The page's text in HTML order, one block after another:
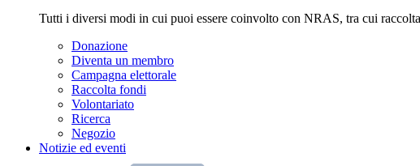
Tutti i diversi modi in cui puoi essere coinvolto con NRAS, tra cui
Donazione
Diventa un membro
Campagna elettorale
Raccolta fondi
Volontariato
Ricerca
Negozio
Notizie ed eventi